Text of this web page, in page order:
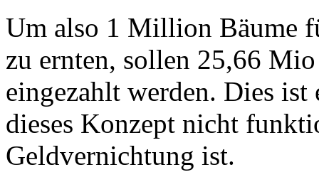
Um also 1 Million Bäume
zu ernten, sollen 25,66
eingezahlt werden. Dies
dieses Konzept nicht
Geldvernichtung ist.